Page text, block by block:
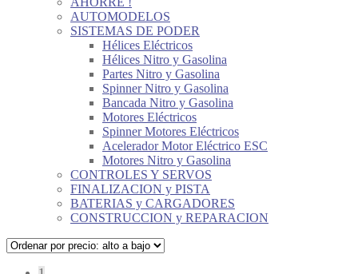
AUTOMODELOS
SISTEMAS DE PODER
Hélices Eléctricos
Hélices Nitro y Gasolina
Partes Nitro y Gasolina
Spinner Nitro y Gasolina
Bancada Nitro y Gasolina
Motores Eléctricos
Spinner Motores Eléctricos
Acelerador Motor Eléctrico ESC
Motores Nitro y Gasolina
CONTROLES Y SERVOS
FINALIZACION y PISTA
BATERIAS y CARGADORES
CONSTRUCCION y REPARACION